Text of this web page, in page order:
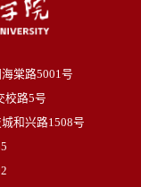
棠路5001号
校路5号
和兴路1508号